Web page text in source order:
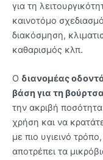
για τη
καινοτόμο
διακόσμηση,
καθαρισμός κλπ.
Ο διανομέας
βάση για τη βούρτσα
την ακριβή
χρήση και να
με πιο υγιεινό
αποτρέπει τα